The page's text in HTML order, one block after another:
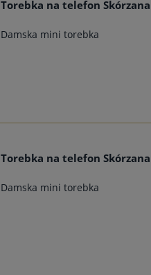
Torebka na telefon
Damska mini torebka
Torebka na telefon
Damska mini torebka